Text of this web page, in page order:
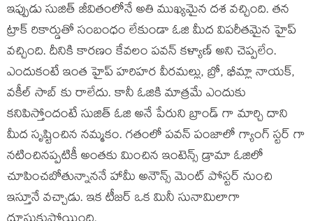
ఇప్పుడు సుజిత్ జీవితంలోనే అతి ముఖ్యమైన దశ వచ్చింది. తన
ట్రాక్ రికార్డుతో సంబంధం లేకుండా ఓజి మీద విపరీతమైన హైప్
వచ్చింది. దీనికి కారణం కేవలం పవన్ కళ్యాణ్ అని చెప్పలేం.
ఎందుకంటే ఇంత హైప్ హరిహర వీరమల్లు, బ్రో, భీమ్లా నాయక్,
వకీల్ సాబ్ కు రాలేదు. కానీ ఓజికి మాత్రమే ఎందుకు
కనిపిస్తోందంటే సుజిత్ ఓజి అనే పేరుని బ్రాండ్ గా మార్చి దాని
మీద సృష్టించిన నమ్మకం. గతంలో పవన్ పంజాలో గ్యాంగ్ స్టర్ గా
నటించినప్పటికీ అంతకు మించిన ఇంటెన్స్ డ్రామా ఓజిలో
చూపించబోతున్నాననే హామీ అనౌన్స్ మెంట్ పోస్టర్ నుంచి
ఇస్తూనే వచ్చాడు. ఇక టీజర్ ఒక మినీ సునామిలాగా